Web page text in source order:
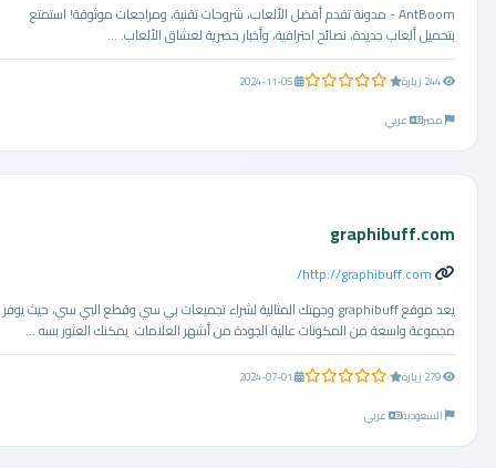
AntBoom - مدونة تقدم أفضل الألعاب، شروحات تقنية، ومراجعات موثوقة! استمتع
بتحميل ألعاب جديدة، نصائح احترافية، وأخبار حصرية لعشاق الألعاب. ...
0.0 من 5 نجوم
2024-11-05
مصر
عربي
graphibuff.com
http://graphibuff.com/
يعد موقع graphibuff وجهتك المثالية لشراء تجميعات بي سي وقطع البي سي، حيث يوفر
مجموعة واسعة من المكونات عالية الجودة من أشهر العلامات. يمكنك العثور بسه ...
0.0 من 5 نجوم
2024-07-01
السعودية
عربي